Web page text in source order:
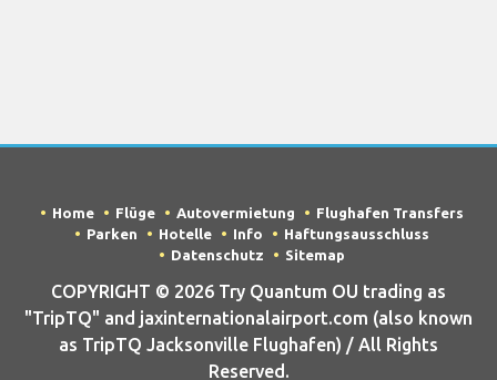
Home Flüge Autovermietung
Flughafen Transfers
Parken
Hotelle Info
Haftungsausschluss
Datenschutz
Sitemap
COPYRIGHT © 2026 Try Quantum OU trading as
"TripTQ" and jaxinternationalairport.com (also known
as TripTQ Jacksonville Flughafen) / All Rights
Reserved.